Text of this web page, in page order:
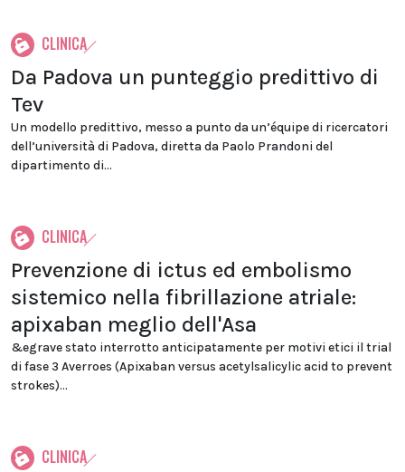
CLINICA
Da Padova un punteggio predittivo di
Tev
Un modello predittivo, messo a punto da un’équipe di ricercatori
dell’università di Padova, diretta da Paolo Prandoni del
dipartimento di...
CLINICA
Prevenzione di ictus ed embolismo
sistemico nella fibrillazione atriale:
apixaban meglio dell'Asa
&egrave stato interrotto anticipatamente per motivi etici il trial
di fase 3 Averroes (Apixaban versus acetylsalicylic acid to prevent
strokes)...
CLINICA